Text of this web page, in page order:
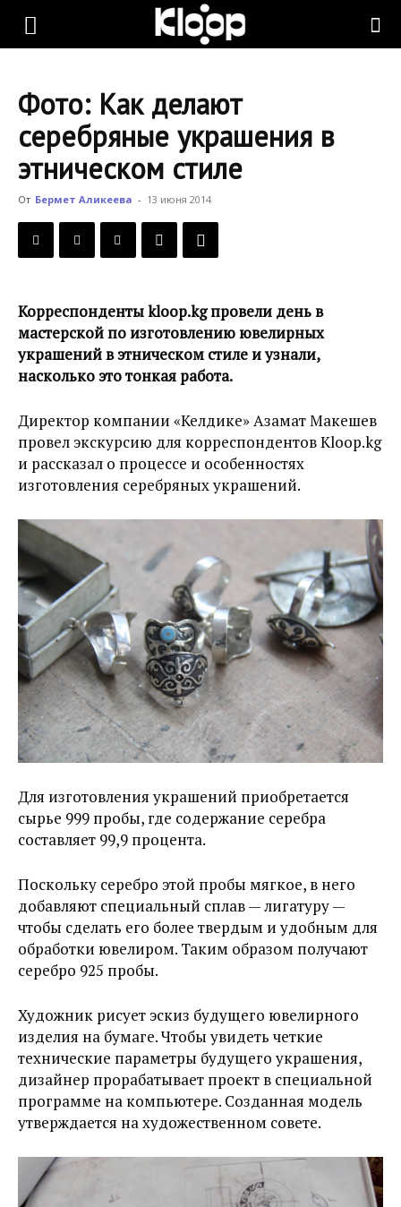
KLOOP.KG
Новости
Кыргызстана
Фото: Как делают
серебряные украшения в
этническом стиле
От Бермет Аликеева - 13 июня 2014
Корреспонденты kloop.kg провели день в
мастерской по изготовлению ювелирных
украшений в этническом стиле и узнали,
насколько это тонкая работа.
Директор компании «Келдике» Азамат Макешев
провел экскурсию для корреспондентов Kloop.kg
и рассказал о процессе и особенностях
изготовления серебряных украшений.
Для изготовления украшений приобретается
сырье 999 пробы, где содержание серебра
составляет 99,9 процента.
Поскольку серебро этой пробы мягкое, в него
добавляют специальный сплав — лигатуру —
чтобы сделать его более твердым и удобным для
обработки ювелиром. Таким образом получают
серебро 925 пробы.
Художник рисует эскиз будущего ювелирного
изделия на бумаге. Чтобы увидеть четкие
технические параметры будущего украшения,
дизайнер прорабатывает проект в специальной
программе на компьютере. Созданная модель
утверждается на художественном совете.